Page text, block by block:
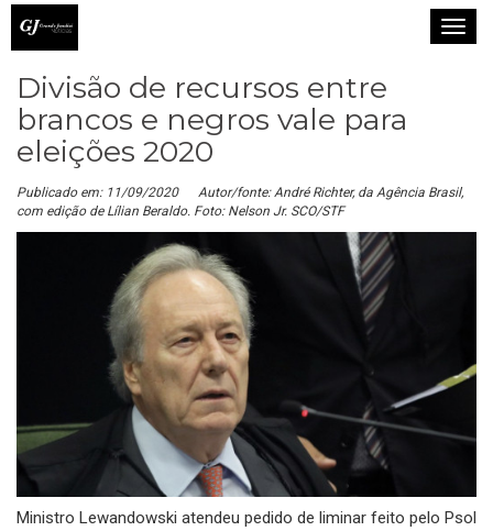
T
n
i
Divisão de recursos entre
brancos e negros vale para
eleições 2020
Publicado em: 11/09/2020
Autor/fonte: André Richter, da Agência Brasil,
com edição de Lílian Beraldo. Foto: Nelson Jr. SCO/STF
Ministro Lewandowski atendeu pedido de liminar feito pelo Psol